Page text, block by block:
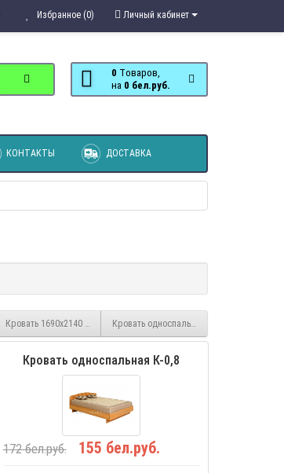
Личный кабинет
Избранное (0)
0 Tоваров,
на
0 бел.руб.
КОНТАКТЫ ДОСТАВКА
Кровать 1690х2140 ЛЮДМИЛА-16 тонированная темный орех
Кровать односпальная К-0,9
Кровать односпальная К-0,8
172 бел.руб. 155 бел.руб.